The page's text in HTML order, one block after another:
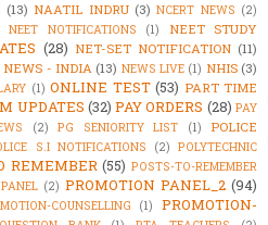
(13) NAATIL INDRU (3) NCERT NEWS (2)
NEET NOTIFICATIONS (1)
NEET STUDY
(28) NET-SET NOTIFICATION (11)
NEWS - INDIA (13) NEWS LIVE (1) NHIS (3)
(1) ONLINE TEST (53) PART TIME
UPDATES (32) PAY ORDERS (28) PAY
(2) PG SENIORITY LIST (1)
POLICE
S.I NOTIFICATIONS (2) POLYTECHNIC
REMEMBER (55) POSTS-TO-REMEMBER
(2) PROMOTION PANEL_2 (94)
COUNSELLING (1)
PROMOTION-